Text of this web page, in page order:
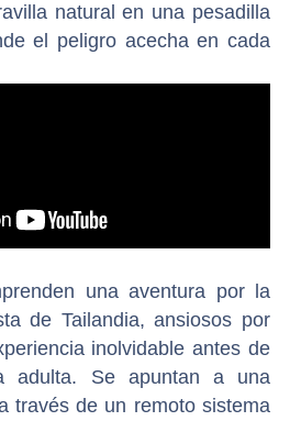
natural en una pesadilla
el peligro acecha en cada
una aventura por la
de Tailandia, ansiosos por
inolvidable antes de
adulta. Se apuntan a una
través de un remoto sistema